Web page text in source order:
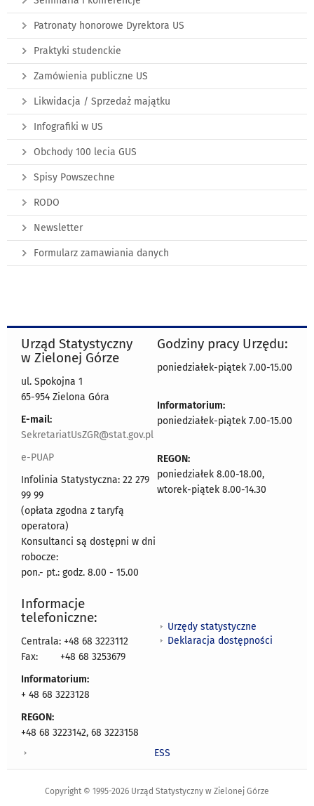
Patronaty honorowe Dyrektora US
Praktyki studenckie
Zamówienia publiczne US
Likwidacja / Sprzedaż majątku
Infografiki w US
Obchody 100 lecia GUS
Spisy Powszechne
RODO
Newsletter
Formularz zamawiania danych
Urząd Statystyczny
w Zielonej Górze
ul. Spokojna 1
65-954 Zielona Góra
E-mail:
SekretariatUsZGR@stat.gov.pl
e-PUAP
Infolinia Statystyczna: 22 279
99 99
(opłata zgodna z taryfą
operatora)
Konsultanci są dostępni w dni
robocze:
pon.- pt.: godz. 8.00 - 15.00
Godziny pracy Urzędu:
poniedziałek-piątek 7.00-15.00
Informatorium:
poniedziałek-piątek 7.00-15.00
REGON:
poniedziałek 8.00-18.00,
wtorek-piątek 8.00-14.30
Informacje
telefoniczne:
Centrala: +48 68 3223112
Fax:
+48 68 3253679
Informatorium:
+ 48 68 3223128
REGON:
+48 68 3223142, 68 3223158
Urzędy statystyczne
Deklaracja dostępności
ESS
Copyright © 1995-2026 Urząd Statystyczny w Zielonej Górze